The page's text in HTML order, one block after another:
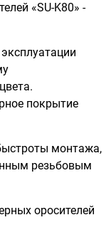
«SU-K80» -
покрытие
монтажа,
резьбовым
оросителей